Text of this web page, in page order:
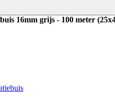
16mm grijs - 100 meter